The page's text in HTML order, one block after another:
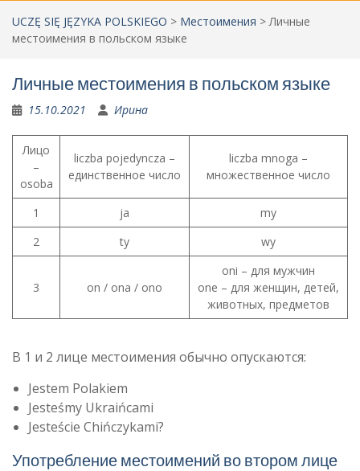
UCZĘ SIĘ JĘZYKA POLSKIEGO > Местоимения >Личные
местоимения в польском языке
Личные местоимения в польском языке
15.10.2021 Ирина
Лицо
–
osoba
liczba pojedyncza –
единственное число
liczba mnoga –
множественное число
1 ja
my
2
ty wy
3 on / ona / ono
oni – для мужчин
one – для женщин, детей,
животных, предметов
В 1 и 2 лице местоимения обычно опускаются:
Jestem Polakiem
Jesteśmy Ukraińcami
Jesteście Chińczykami?
Употребление местоимений во втором лице